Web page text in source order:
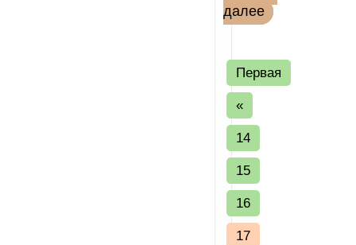
далее
Первая
«
14
15
16
17